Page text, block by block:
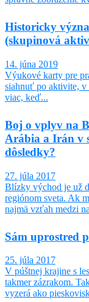
Historicky
(skupinová
14. júna 2019
Výukové karty pre
siahnuť po aktivite,
viac, keď...
Boj o vplyv na
Arábia a Irán v
dôsledky?
27. júla 2017
Blízky východ je už
regiónom sveta. Ak
najmä vzťah medzi
Sám uprostred
25. júla 2017
V púštnej krajine s
takmer zázrakom.
vyzerá ako